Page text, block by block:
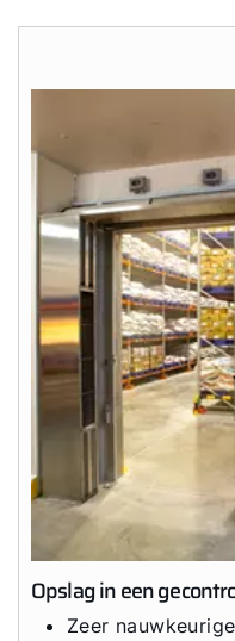
Opslag in een
Zeer
Hallo!
Hoe kunnen wij u
Contact met
Adresgegevens
Ook interessant?
Downloads
Service App